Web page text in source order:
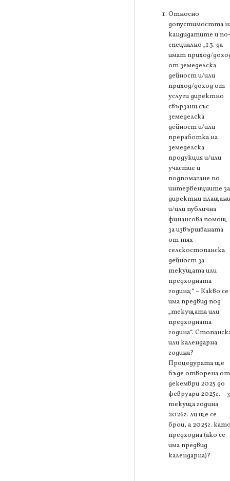
Относно
допустимостта
кандидатите и по-
специално „1.3. да
имат приход/
от земеделска
дейност и/или
приход/доход от
услуги директно
свързани със
земеделска
дейност и/или
преработка на
земеделска
продукция и/или
участие и
подпомагане по
интервенциите за
директни
и/или публична
финансова помощ
за извършваната
от тях
селскостопанска
дейност за
текущата или
предходната
година;“ – Какво се
има предвид под
„текущата или
предходната
година“.
или календарна
година?
Процедурата ще
бъде отворена от
декември 2025 до
февруари 2025г. –
текуща година
2026г. ли ще се
брои, а 2025г.
предходна (ако се
има предвид
календарна)?